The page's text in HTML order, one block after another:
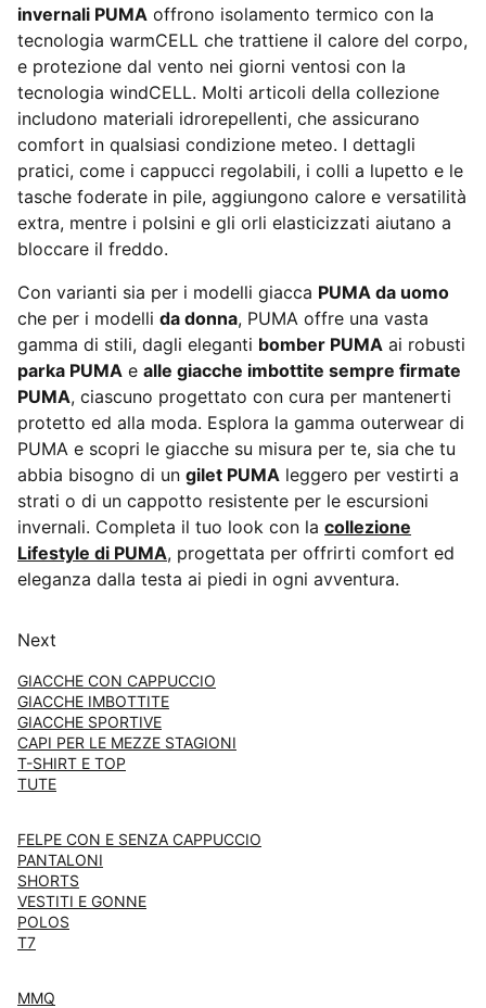
invernali PUMA offrono isolamento termico con la
tecnologia warmCELL che trattiene il calore del corpo,
e protezione dal vento nei giorni ventosi con la
tecnologia windCELL. Molti articoli della collezione
includono materiali idrorepellenti, che assicurano
comfort in qualsiasi condizione meteo. I dettagli
pratici, come i cappucci regolabili, i colli a lupetto e le
tasche foderate in pile, aggiungono calore e versatilità
extra, mentre i polsini e gli orli elasticizzati aiutano a
bloccare il freddo.
Con varianti sia per i modelli giacca PUMA da uomo
che per i modelli da donna, PUMA offre una vasta
gamma di stili, dagli eleganti bomber PUMA ai robusti
parka PUMA e alle giacche imbottite sempre firmate
PUMA, ciascuno progettato con cura per mantenerti
protetto ed alla moda. Esplora la gamma outerwear di
PUMA e scopri le giacche su misura per te, sia che tu
abbia bisogno di un gilet PUMA leggero per vestirti a
strati o di un cappotto resistente per le escursioni
invernali. Completa il tuo look con la collezione
Lifestyle di PUMA, progettata per offrirti comfort ed
eleganza dalla testa ai piedi in ogni avventura.
Next
GIACCHE CON CAPPUCCIO
GIACCHE IMBOTTITE
GIACCHE SPORTIVE
CAPI PER LE MEZZE STAGIONI
T-SHIRT E TOP
TUTE
FELPE CON E SENZA CAPPUCCIO
PANTALONI
SHORTS
VESTITI E GONNE
POLOS
T7
MMQ